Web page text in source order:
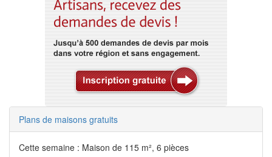
Plans de maisons gratuits
Cette semaine : Maison de 115 m², 6 pièces